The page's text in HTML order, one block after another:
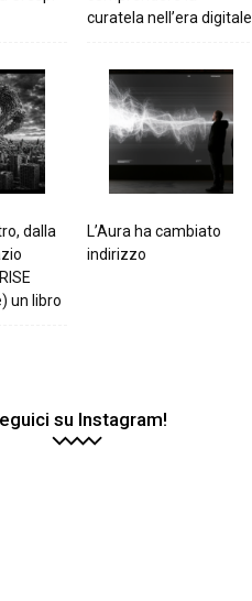
curatela nell’era digitale
dalla
un libro
L’Aura ha cambiato
indirizzo
su Instagram!